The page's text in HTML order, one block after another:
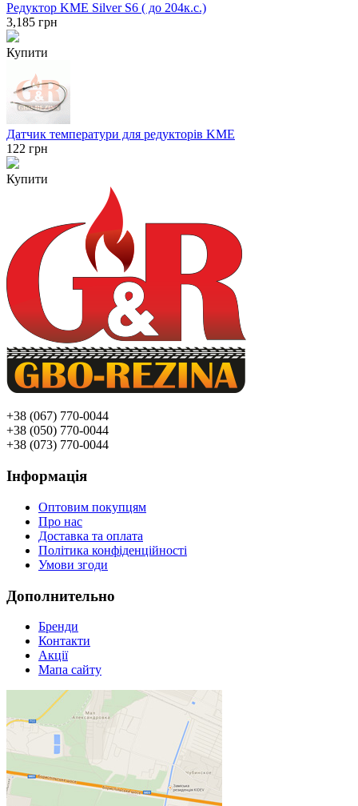
Редуктор KME Silver S6 ( до 204к.с.)
3,185 грн
Купити
Датчик температури для редукторів KME
122 грн
Купити
+38 (067) 770-0044
+38 (050) 770-0044
+38 (073) 770-0044
Інформація
Оптовим покупцям
Про нас
Доставка та оплата
Політика конфіденційності
Умови згоди
Дополнительно
Бренди
Контакти
Акції
Мапа сайту